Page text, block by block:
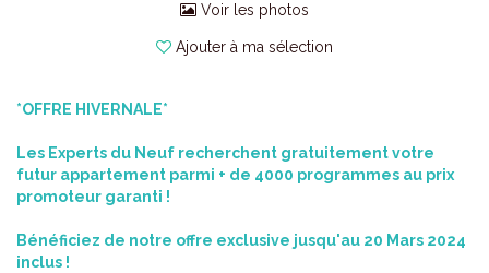
Voir les photos
Ajouter à ma sélection
*OFFRE HIVERNALE*
Les Experts du Neuf recherchent gratuitement votre
futur appartement parmi + de 4000 programmes au prix
promoteur garanti !
Bénéficiez de notre offre exclusive jusqu'au 20 Mars 2024
inclus !